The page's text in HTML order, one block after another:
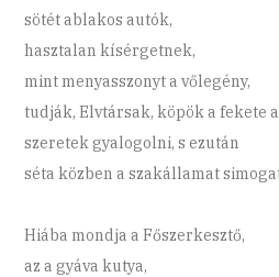
sötét ablakos autók,
hasztalan kísérgetnek,
mint menyasszonyt a vőlegény,
tudják, Elvtársak, köpök a fekete
szeretek gyalogolni, s ezután
séta közben a szakállamat
Hiába mondja a Főszerkesztő,
az a gyáva kutya,